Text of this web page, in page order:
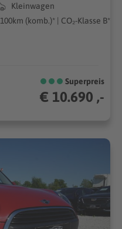
Kleinwagen
(komb.)* | CO₂-Klasse B*
Superpreis
€ 10.690 ,-